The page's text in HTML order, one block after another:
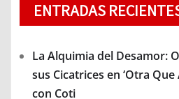
ENTRADAS
La Alquimia del Desamor:
sus Cicatrices en ‘Otra Que
con Coti